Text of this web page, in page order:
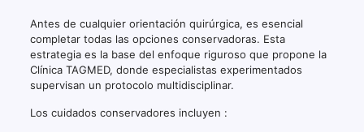
Antes de cualquier orientación quirúrgica, es esencial
completar todas las opciones conservadoras. Esta
estrategia es la base del enfoque riguroso que propone la
Clínica TAGMED, donde especialistas experimentados
supervisan un protocolo multidisciplinar.
Los cuidados conservadores incluyen :